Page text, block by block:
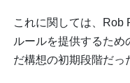
これに関しては、Rob
ルールを提供するため
だ構想の初期段階だっ